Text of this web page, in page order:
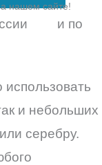
нашем сайте!
и по
использовать
и небольших
серебру.